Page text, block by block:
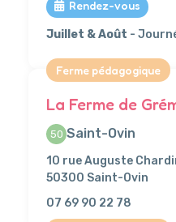
Rendez-vous
Juillet & Août -
Ferme pédagogique
La Ferme de
50 Saint-Ovin
10 rue Auguste
50300 Saint-Ovin
07 69 90 22 78